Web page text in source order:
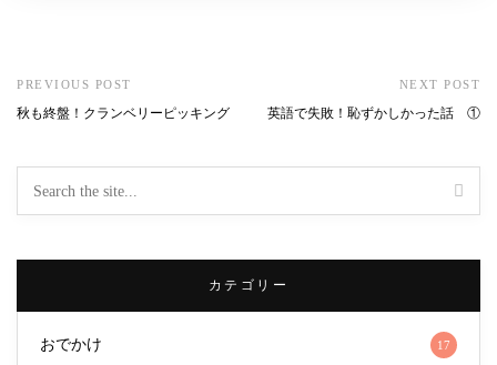
PREVIOUS POST
秋も終盤！クランベリーピッキング
NEXT POST
英語で失敗！恥ずかしかった話 ①
カテゴリー
おでかけ 17